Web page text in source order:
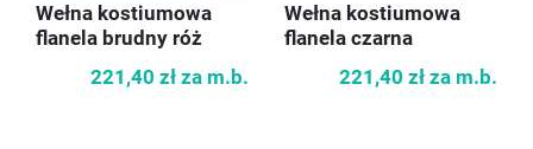
Wełna kostiumowa
flanela brudny róż
221,40 zł za m.b.
Wełna kostiumowa
flanela czarna
221,40 zł za m.b.